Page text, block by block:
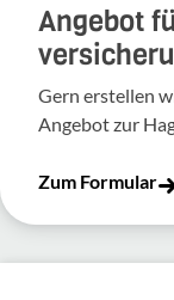
Angebot
Gern erstellen
Angebot zur
Zum Formular